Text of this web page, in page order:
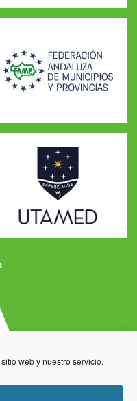
web y nuestro servicio.